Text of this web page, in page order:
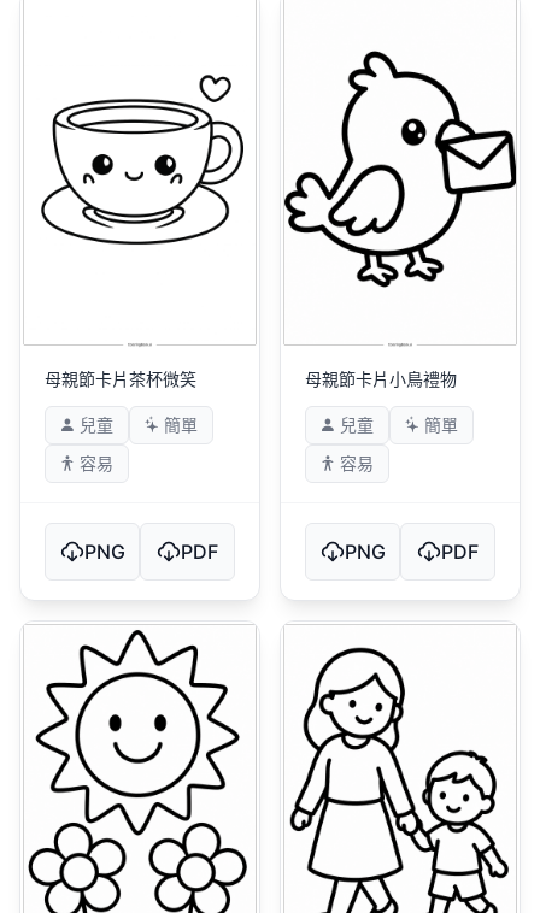
母親節卡片茶杯微笑
兒童
簡單
容易
PNG PDF
母親節卡片小鳥禮物
兒童
簡單
容易
PNG PDF